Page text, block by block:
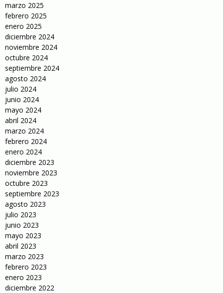
marzo 2025
febrero 2025
enero 2025
diciembre 2024
noviembre 2024
octubre 2024
septiembre 2024
agosto 2024
julio 2024
junio 2024
mayo 2024
abril 2024
marzo 2024
febrero 2024
enero 2024
diciembre 2023
noviembre 2023
octubre 2023
septiembre 2023
agosto 2023
julio 2023
junio 2023
mayo 2023
abril 2023
marzo 2023
febrero 2023
enero 2023
diciembre 2022